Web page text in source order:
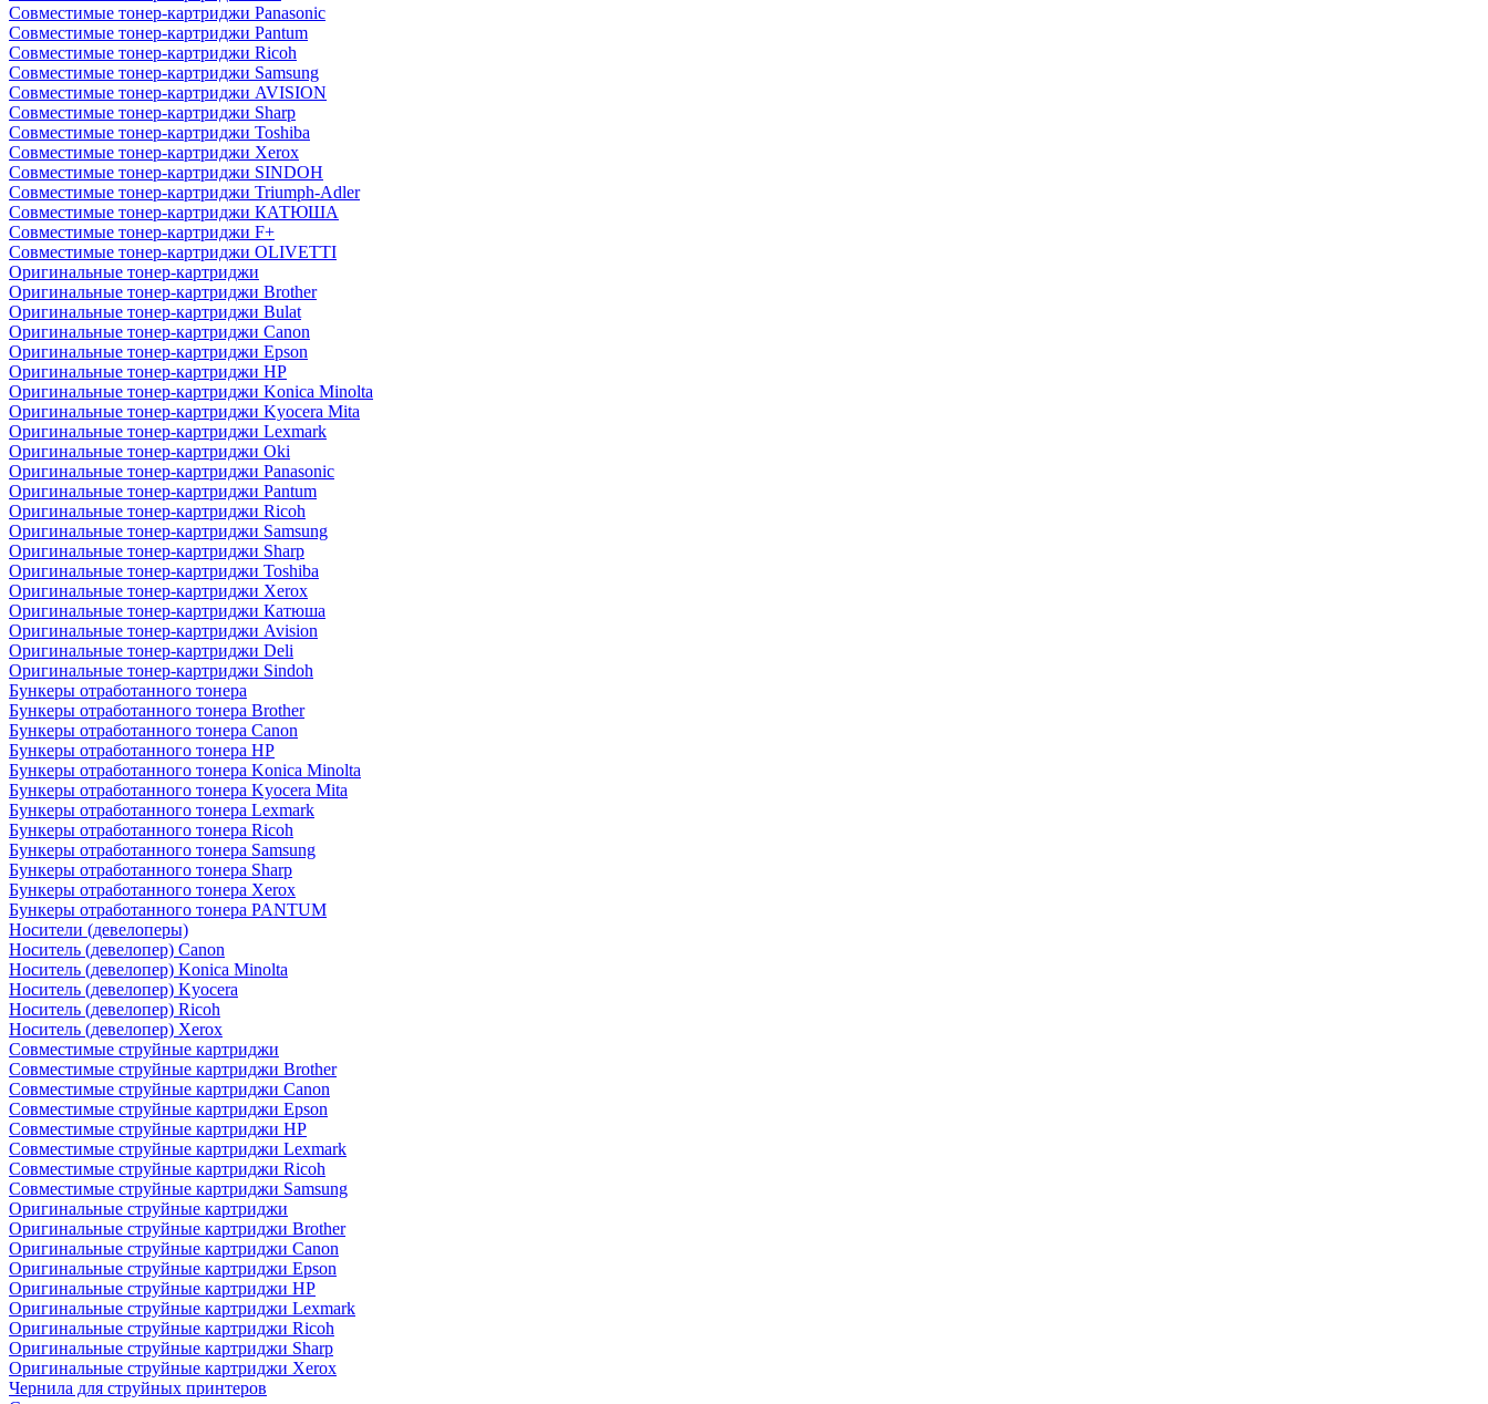
Совместимые тонер-картриджи Panasonic
Совместимые тонер-картриджи Pantum
Совместимые тонер-картриджи Ricoh
Совместимые тонер-картриджи Samsung
Совместимые тонер-картриджи AVISION
Совместимые тонер-картриджи Sharp
Совместимые тонер-картриджи Toshiba
Совместимые тонер-картриджи Xerox
Совместимые тонер-картриджи SINDOH
Совместимые тонер-картриджи Triumph-Adler
Совместимые тонер-картриджи КАТЮША
Совместимые тонер-картриджи F+
Совместимые тонер-картриджи OLIVETTI
Оригинальные тонер-картриджи
Оригинальные тонер-картриджи Brother
Оригинальные тонер-картриджи Bulat
Оригинальные тонер-картриджи Canon
Оригинальные тонер-картриджи Epson
Оригинальные тонер-картриджи HP
Оригинальные тонер-картриджи Konica Minolta
Оригинальные тонер-картриджи Kyocera Mita
Оригинальные тонер-картриджи Lexmark
Оригинальные тонер-картриджи Oki
Оригинальные тонер-картриджи Panasonic
Оригинальные тонер-картриджи Pantum
Оригинальные тонер-картриджи Ricoh
Оригинальные тонер-картриджи Samsung
Оригинальные тонер-картриджи Sharp
Оригинальные тонер-картриджи Toshiba
Оригинальные тонер-картриджи Xerox
Оригинальные тонер-картриджи Катюша
Оригинальные тонер-картриджи Avision
Оригинальные тонер-картриджи Deli
Оригинальные тонер-картриджи Sindoh
Бункеры отработанного тонера
Бункеры отработанного тонера Brother
Бункеры отработанного тонера Canon
Бункеры отработанного тонера HP
Бункеры отработанного тонера Konica Minolta
Бункеры отработанного тонера Kyocera Mita
Бункеры отработанного тонера Lexmark
Бункеры отработанного тонера Ricoh
Бункеры отработанного тонера Samsung
Бункеры отработанного тонера Sharp
Бункеры отработанного тонера Xerox
Бункеры отработанного тонера PANTUM
Носители (девелоперы)
Носитель (девелопер) Canon
Носитель (девелопер) Konica Minolta
Носитель (девелопер) Kyocera
Носитель (девелопер) Ricoh
Носитель (девелопер) Xerox
Совместимые струйные картриджи
Совместимые струйные картриджи Brother
Совместимые струйные картриджи Canon
Совместимые струйные картриджи Epson
Совместимые струйные картриджи HP
Совместимые струйные картриджи Lexmark
Совместимые струйные картриджи Ricoh
Совместимые струйные картриджи Samsung
Оригинальные струйные картриджи
Оригинальные струйные картриджи Brother
Оригинальные струйные картриджи Canon
Оригинальные струйные картриджи Epson
Оригинальные струйные картриджи HP
Оригинальные струйные картриджи Lexmark
Оригинальные струйные картриджи Ricoh
Оригинальные струйные картриджи Sharp
Оригинальные струйные картриджи Xerox
Чернила для струйных принтеров